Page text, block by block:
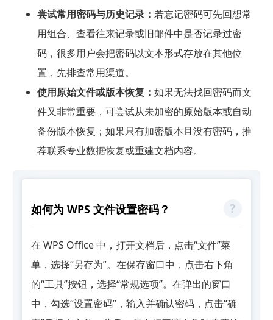
尝试常用密码与历史记录： 若忘记密码可先回想常
用组合、查看往来记录或旧邮件中是否记录过密
码，很多用户会把密码以文本形式存放在其他位
置，先排查常用渠道。
使用原始文件或版本恢复： 如果无法找回密码而文
件又非常重要，可尝试从未加密的原始版本或自动
备份版本恢复；如果只有加密版本且没有密码，推
荐联系专业数据恢复或重建文档内容。
如何为 WPS 文件设置密码？
在 WPS Office 中，打开文档后，点击“文件”菜
单，选择“另存为”。在保存窗口中，点击右下角
的“工具”按钮，选择“常规选项”。在弹出的窗口
中，勾选“设置密码”，输入并确认密码，点击“确